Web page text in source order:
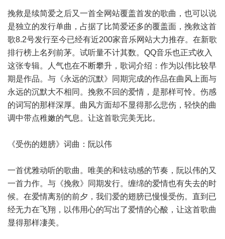
挽救是续简爱之后又一首全网站覆盖首发的歌曲，也可以说
是独立的发行单曲，占据了比简爱还多的覆盖面，挽救这首
歌8.2号发行至今已经有近200家音乐网站大力推存。在新歌
排行榜上名列前茅。试听量不计其数。QQ音乐也正式收入
这张专辑。人气也在不断攀升，歌词介绍：作为以伟比较早
期是作品。与《永远的沉默》同期完成的作品在曲风上面与
永远的沉默大不相同。挽救不回的爱情，是那样可怜。伤感
的词写的那样深厚。曲风方面却不显得那么悲伤，轻快的曲
调中带点稚嫩的气息。让这首歌完美无比。
《受伤的翅膀》词曲：阮以伟
一首优雅动听的歌曲。唯美的和铉动感的节奏，阮以伟的又
一首力作。与《挽救》同期发行。缠绵的爱情也有失去的时
候。在爱情离别的前夕，我们爱的翅膀已慢慢受伤。直到已
经无力在飞翔，以伟用心的写出了爱情的心酸，让这首歌曲
显得那样凄美。